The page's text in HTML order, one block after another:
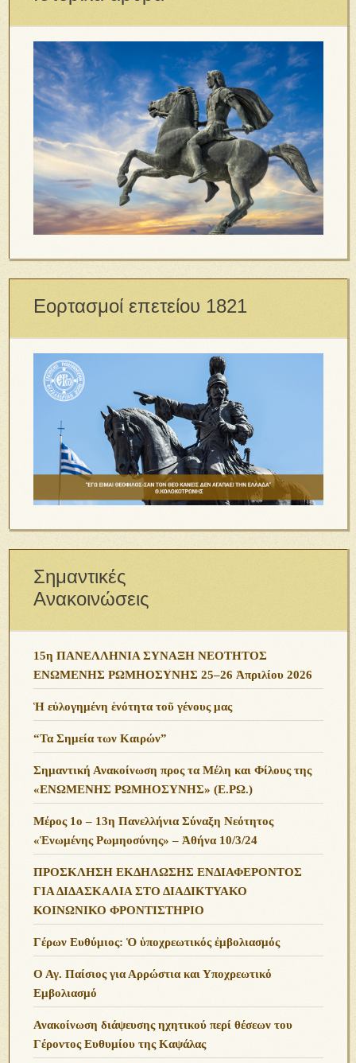
Εορτασμοί επετείου 1821
Σημαντικές
Ανακοινώσεις
15η ΠΑΝΕΛΛΗΝΙΑ ΣΥΝΑΞΗ ΝΕΟΤΗΤΟΣ
ΕΝΩΜΕΝΗΣ ΡΩΜΗΟΣΥΝΗΣ 25–26 Ἀπριλίου 2026
Ἡ εὐλογημένη ἑνότητα τοῦ γένους μας
“Τα Σημεία των Καιρών”
Σημαντική Ανακοίνωση προς τα Μέλη και Φίλους της
«ΕΝΩΜΕΝΗΣ ΡΩΜΗΟΣΥΝΗΣ» (Ε.ΡΩ.)
Μέρος 1ο – 13η Πανελλήνια Σύναξη Νεότητος
«Ἑνωμένης Ρωμηοσύνης» – Ἀθήνα 10/3/24
ΠΡΟΣΚΛΗΣΗ ΕΚΔΗΛΩΣΗΣ ΕΝΔΙΑΦΕΡΟΝΤΟΣ
ΓΙΑ ΔΙΔΑΣΚΑΛΙΑ ΣΤΟ ΔΙΑΔΙΚΤΥΑΚΟ
ΚΟΙΝΩΝΙΚΟ ΦΡΟΝΤΙΣΤΗΡΙΟ
Γέρων Ευθύμιος: Ὁ ὑποχρεωτικός ἐμβολιασμός
Ο Αγ. Παίσιος για Αρρώστια και Υποχρεωτικό
Εμβολιασμό
Ανακοίνωση διάψευσης ηχητικού περί θέσεων του
Γέροντος Ευθυμίου της Καψάλας